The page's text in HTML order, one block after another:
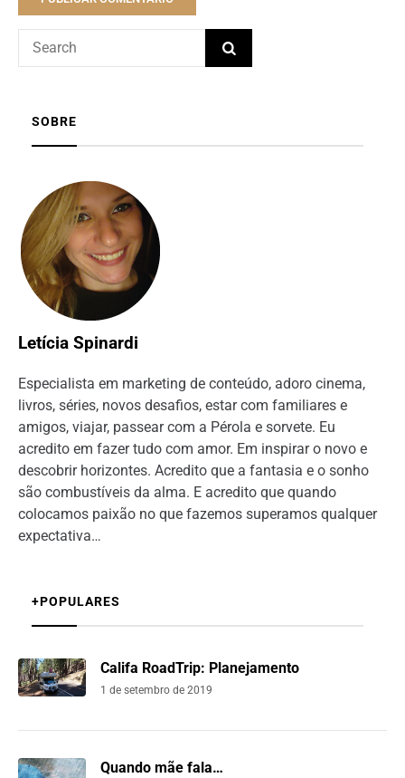
SOBRE
Letícia Spinardi
Especialista em marketing de conteúdo, adoro cinema,
livros, séries, novos desafios, estar com familiares e
amigos, viajar, passear com a Pérola e sorvete. Eu
acredito em fazer tudo com amor. Em inspirar o novo e
descobrir horizontes. Acredito que a fantasia e o sonho
são combustíveis da alma. E acredito que quando
colocamos paixão no que fazemos superamos qualquer
expectativa…
+POPULARES
Califa RoadTrip: Planejamento
1 de setembro de 2019
Quando mãe fala…